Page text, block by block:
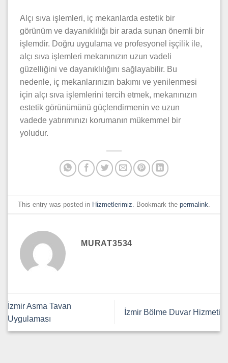
Alçı sıva işlemleri, iç mekanlarda estetik bir
görünüm ve dayanıklılığı bir arada sunan önemli bir
işlemdir. Doğru uygulama ve profesyonel işçilik ile,
alçı sıva işlemleri mekanınızın uzun vadeli
güzelliğini ve dayanıklılığını sağlayabilir. Bu
nedenle, iç mekanlarınızın bakımı ve yenilenmesi
için alçı sıva işlemlerini tercih etmek, mekanınızın
estetik görünümünü güçlendirmenin ve uzun
vadede yatırımınızı korumanın mükemmel bir
yoludur.
This entry was posted in Hizmetlerimiz . Bookmark the permalink
MURAT3534
İzmir Asma Tavan
Uygulaması
İzmir Bölme Duvar Hizmeti